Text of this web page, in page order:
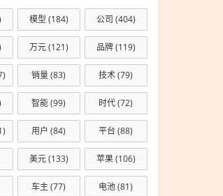
模型 (184) 公司 (404)
万元(121) 品牌(119)
销量(83) 技术(79)
智能(99) 时代(72)
用户 (84) 平台 (88)
美元(133) 苹果(106)
车主 (77) 电池(81)